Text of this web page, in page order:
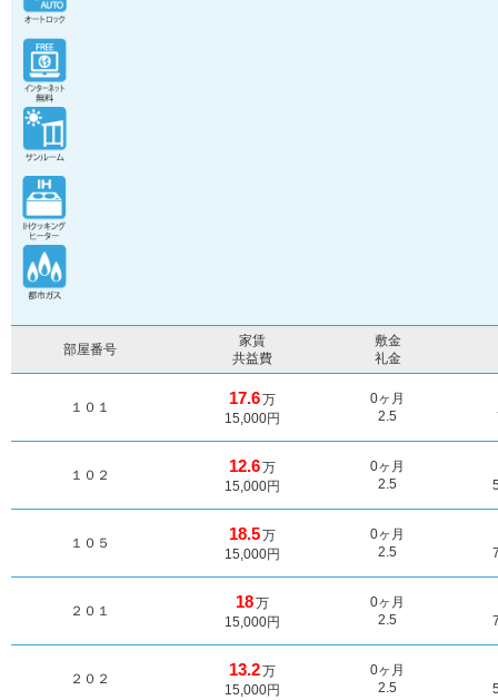
部屋番号
家賃
共益費
敷金
礼金
１０１ 17.6万
15,000円
0ヶ月
2.5
１０２ 12.6万
15,000円
0ヶ月
2.5
１０５ 18.5万
15,000円
0ヶ月
2.5
２０１ 18万
15,000円
0ヶ月
2.5
２０２ 13.2万
15,000円
0ヶ月
2.5